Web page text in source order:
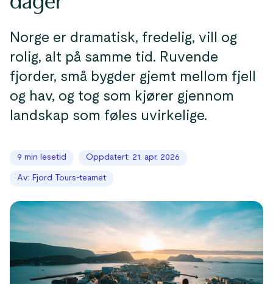
Norge er dramatisk, fredelig, vill og
rolig, alt på samme tid. Ruvende
fjorder, små bygder gjemt mellom fjell
og hav, og tog som kjører gjennom
landskap som føles uvirkelige.
9 min lesetid Oppdatert: 21. apr. 2026
Av: Fjord Tours-teamet